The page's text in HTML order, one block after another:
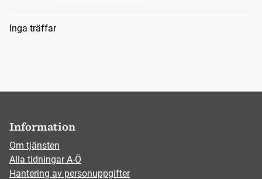
Sökresultat
Inga träffar
Information
Om tjänsten
Alla tidningar A-Ö
Hantering av personuppgifter